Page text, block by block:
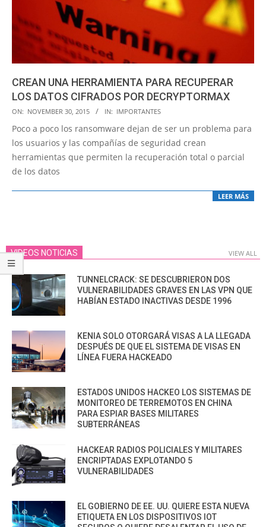
CREAN UNA HERRAMIENTA PARA RECUPERAR
LOS DATOS CIFRADOS POR DECRYPTORMAX
2015-
11-
30
ON: NOVEMBER 30, 2015 IN: IMPORTANTES
Poco a poco los ransomware dejan de ser un problema para
los usuarios y las compañías de seguridad crean
herramientas que permiten la recuperación total o parcial
de los datos
LEER MÁS
VIDEOS NOTICIAS VIEW ALL
TUNNELCRACK: SE DESCUBRIERON DOS
VULNERABILIDADES GRAVES EN LAS VPN QUE
HABÍAN ESTADO INACTIVAS DESDE 1996
KENIA SOLO OTORGARÁ VISAS A LA LLEGADA
DESPUÉS DE QUE EL SISTEMA DE VISAS EN
LÍNEA FUERA HACKEADO
ESTADOS UNIDOS HACKEO LOS SISTEMAS DE
MONITOREO DE TERREMOTOS EN CHINA
PARA ESPIAR BASES MILITARES
SUBTERRÁNEAS
HACKEAR RADIOS POLICIALES Y MILITARES
ENCRIPTADAS EXPLOTANDO 5
VULNERABILIDADES
EL GOBIERNO DE EE. UU. QUIERE ESTA NUEVA
ETIQUETA EN LOS DISPOSITIVOS IOT